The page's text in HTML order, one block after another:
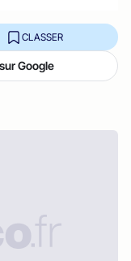
CLASSER
Google